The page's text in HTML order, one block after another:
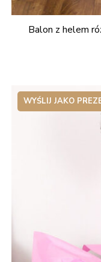
Balon z helem
WYŚLIJ JAKO